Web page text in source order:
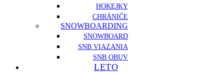
HOKEJKY
CHRÁNIČE
SNOWBOARDING
SNOWBOARD
SNB VIAZANIA
SNB OBUV
LETO